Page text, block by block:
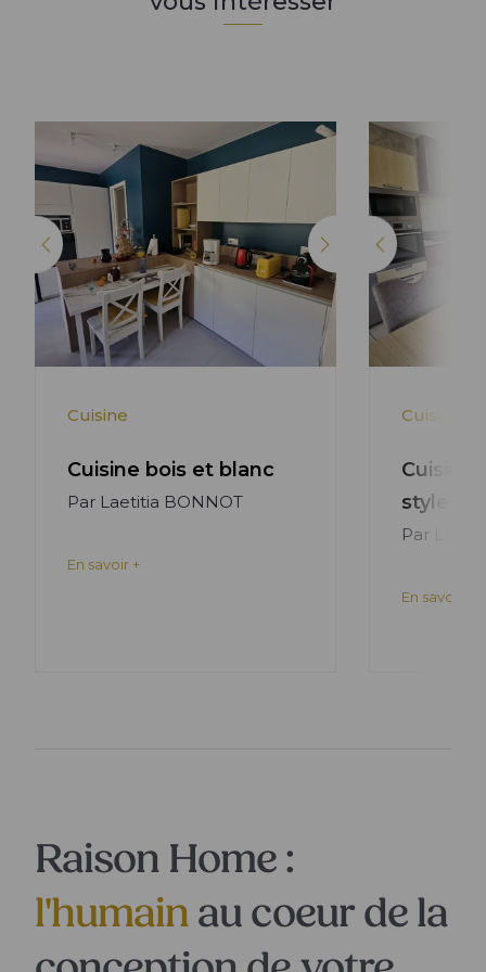
Cuisine
Cuisine bois et blanc
Par Laetitia BONNOT
En savoir +
Cuisine
Cuisine
style
Par
En savoir +
Raison Home :
l'humain au coeur de la